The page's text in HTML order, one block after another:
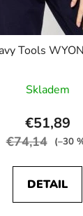
Tools
Skladem
€51,89
€74,14 (–30
DETAIL